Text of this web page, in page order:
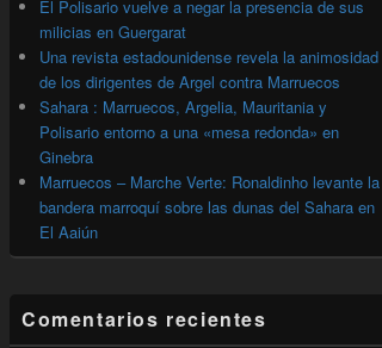
El Polisario vuelve a negar la presencia de sus
milicias en Guergarat
Una revista estadounidense revela la animosidad
de los dirigentes de Argel contra Marruecos
Sahara : Marruecos, Argelia, Mauritania y
Polisario entorno a una «mesa redonda» en
Ginebra
Marruecos – Marche Verte: Ronaldinho levante la
bandera marroquí sobre las dunas del Sahara en
El Aaiún
Comentarios recientes